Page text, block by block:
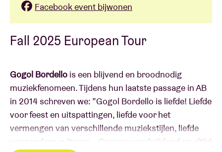
Fall 2025 European Tour
Gogol Bordello is een blijvend en broodnodig
muziekfenomeen. Tijdens hun laatste passage in AB
in 2014 schreven we: ”Gogol Bordello is liefde! Liefde
voor feest en uitspattingen, liefde voor het
vermengen van verschillende muziekstijlen, liefde
voor andere culturen… Grensoverschrijdend en altijd
Facebook event bijwonen